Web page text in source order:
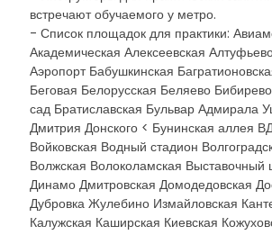
встречают обучаемого у метро.
- Список площадок для практики:
Академическая Алексеевская
Аэропорт Бабушкинская
Беговая Белорусская Беляево
сад Братиславская Бульвар Адмирала
Дмитрия Донского < Бунинская аллея
Войковская Водный стадион
Волжская Волоколамская Выставочный
Динамо Дмитровская Домодедовская
Дубровка Жулебино Измайловская
Калужская Каширская Киевская